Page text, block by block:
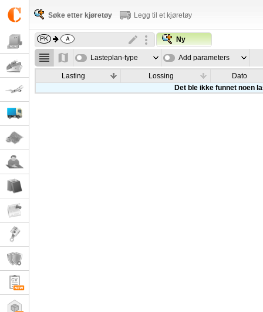
Søke etter kjøretøy Legg til et kjøretøy
Ny
Lasteplan-type Add parameters
Lasting Lossing
Dato
Det ble ikke funnet noen